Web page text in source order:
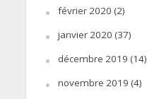
février 2020 (2)
janvier 2020 (37)
décembre 2019 (14)
novembre 2019 (4)